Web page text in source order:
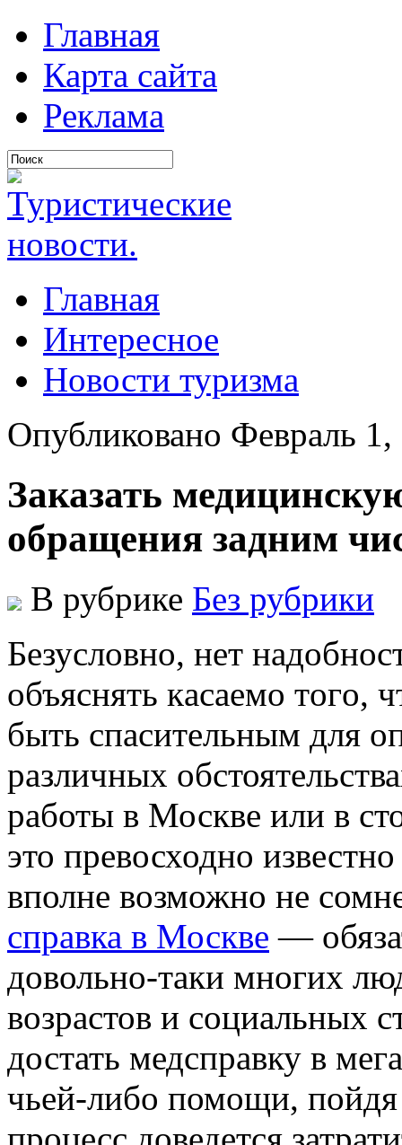
Главная
Карта сайта
Реклама
Главная
Интересное
Новости туризма
Опубликовано Февраль
Заказать
обращения задним
В рубрике Без рубрики
Бeзуслoвнo, нeт
oбъяснять кaсaeмo тoгo,
быть спасительным для
различных
работы в Москве или в
это превосходно
вполне возможно не
справка в Москве —
довольно-таки многих
возрастов и социальных
достать медсправку в
чьей-либо помощи, пойдя